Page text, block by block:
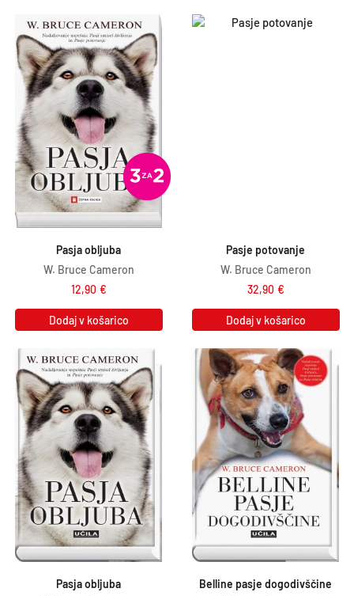
Pasja obljuba
W. Bruce Cameron
12,90 €
Dodaj v košarico
Pasje potovanje
W. Bruce Cameron
32,90 €
Dodaj v košarico
Pasja obljuba
Belline pasje dogodivščine